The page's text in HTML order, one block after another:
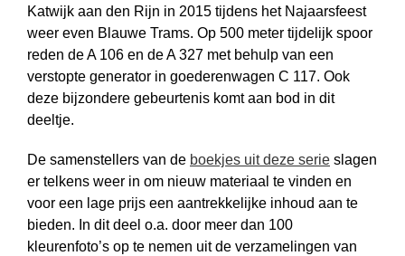
Katwijk aan den Rijn in 2015 tijdens het Najaarsfeest
weer even Blauwe Trams. Op 500 meter tijdelijk spoor
reden de A 106 en de A 327 met behulp van een
verstopte generator in goederenwagen C 117. Ook
deze bijzondere gebeurtenis komt aan bod in dit
deeltje.
De samenstellers van de boekjes uit deze serie slagen
er telkens weer in om nieuw materiaal te vinden en
voor een lage prijs een aantrekkelijke inhoud aan te
bieden. In dit deel o.a. door meer dan 100
kleurenfoto’s op te nemen uit de verzamelingen van